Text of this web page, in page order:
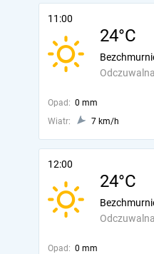
11:00
24°C
Odczuwalna
Opad: 0 mm
Wiatr:
7 km/h
12:00
24°C
Odczuwalna
Opad: 0 mm